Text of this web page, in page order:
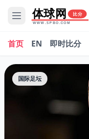
体球网 比分
WWW.SPBO.COM
首页 EN 即时比分
国际足坛